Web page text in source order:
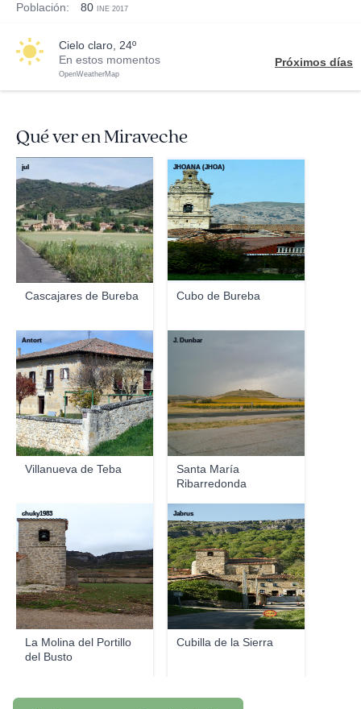
Población: 80 INE 2017
cielo claro, 24º
En estos momentos
OpenWeatherMap
Próximos días
Qué ver en Miraveche
Cascajares de Bureba
jul
Cubo de Bureba
JHOANA (JHOA)
Villanueva de Teba
Antort
Santa María
Ribarredonda
J. Dunbar
La Molina del Portillo
del Busto
chuky1983
Cubilla de la Sierra
Jabrus